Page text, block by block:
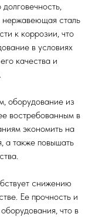
нержавеющая сталь
к коррозии, что
в условиях
качества и
оборудование из
востребованным в
экономить на
а также повышать
снижению
Ее прочность и
что в